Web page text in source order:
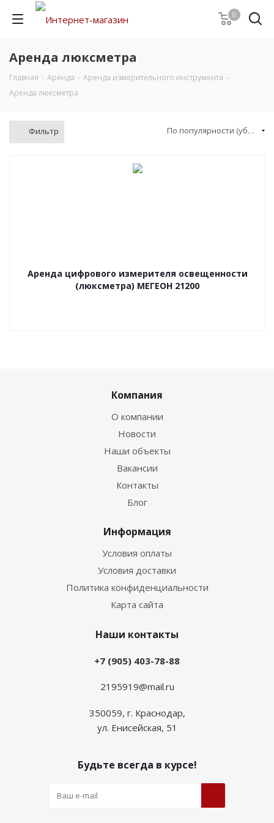
0
Аренда люксметра
Главная - Аренда - Аренда измерительного инструмента -
Аренда люксметра
Фильтр По популярности (убывание)
Аренда цифрового измерителя освещенности
(люксметра) МЕГЕОН 21200
Компания
О компании
Новости
Наши объекты
Вакансии
Контакты
Блог
Информация
Условия оплаты
Условия доставки
Политика конфиденциальности
Карта сайта
Будьте всегда в курсе!
Наши контакты
+7 (905) 403-78-88
2195919@mail.ru
350059, г. Краснодар,
ул. Енисейская, 51